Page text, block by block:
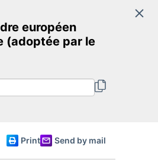
Search
Ministers
English
européen
(adoptée par le
Print Send by mail